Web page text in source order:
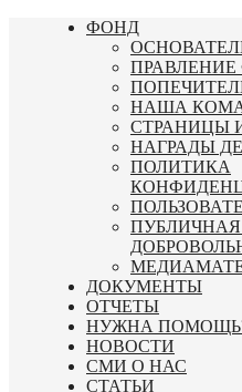
Перейти
ФОНД
НАША
СТРАНИЦЫ
НАГРАДЫ
ПОЛИТИКА
ДОКУМЕНТЫ
ОТЧЕТЫ
НУЖНА
НОВОСТИ
СМИ О НАС
СТАТЬИ